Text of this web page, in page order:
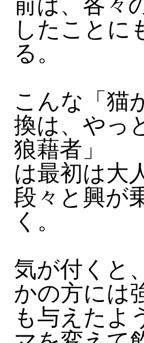
したことに
る。
こんな「猫
換は、やっ
狼藉者」
は最初は大
段々と興が
く。
気が付くと
かの方には
も与えたよ